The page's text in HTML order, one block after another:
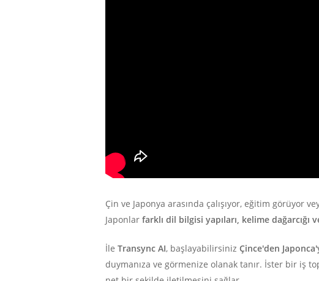
Çin ve Japonya arasında çalışıyor, eğitim
Japonlar farklı dil bilgisi yapıları, kelime
İle Transync AI, başlayabilirsiniz Çince'den
duymanıza ve görmenize olanak tanır. İster bir iş